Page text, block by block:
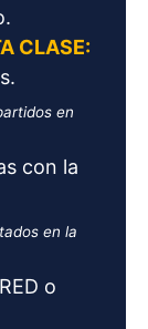
CLASE:
en
con la
en la
o